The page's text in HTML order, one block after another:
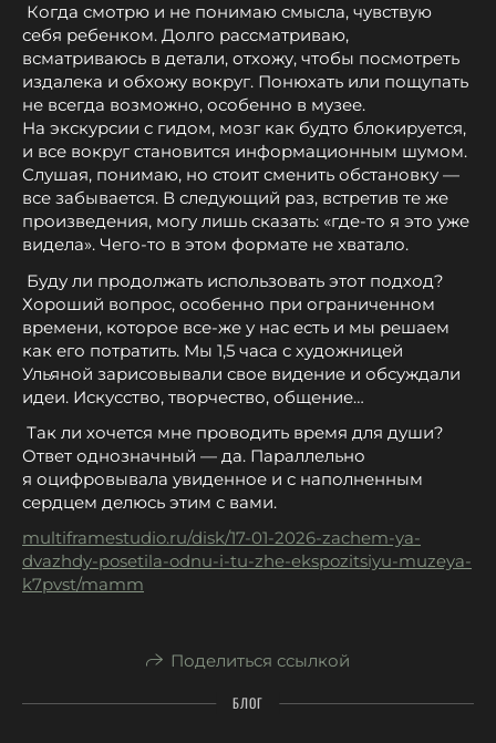
Когда смотрю и не понимаю смысла, чувствую
себя ребенком. Долго рассматриваю,
всматриваюсь в детали, отхожу, чтобы посмотреть
издалека и обхожу вокруг. Понюхать или пощупать
не всегда возможно, особенно в музее.
На экскурсии с гидом, мозг как будто блокируется,
и все вокруг становится информационным шумом.
Слушая, понимаю, но стоит сменить обстановку —
все забывается. В следующий раз, встретив те же
произведения, могу лишь сказать: «где-то я это уже
видела». Чего-то в этом формате не хватало.
Буду ли продолжать использовать этот подход?
Хороший вопрос, особенно при ограниченном
времени, которое все-же у нас есть и мы решаем
как его потратить. Мы 1,5 часа с художницей
Ульяной зарисовывали свое видение и обсуждали
идеи. Искусство, творчество, общение…
Так ли хочется мне проводить время для души?
Ответ однозначный — да. Параллельно
я оцифровывала увиденное и с наполненным
сердцем делюсь этим с вами.
multiframestudio.ru/disk/17-01-2026-zachem-ya-
dvazhdy-posetila-odnu-i-tu-zhe-ekspozitsiyu-muzeya-
k7pvst/mamm
Поделиться ссылкой
БЛОГ